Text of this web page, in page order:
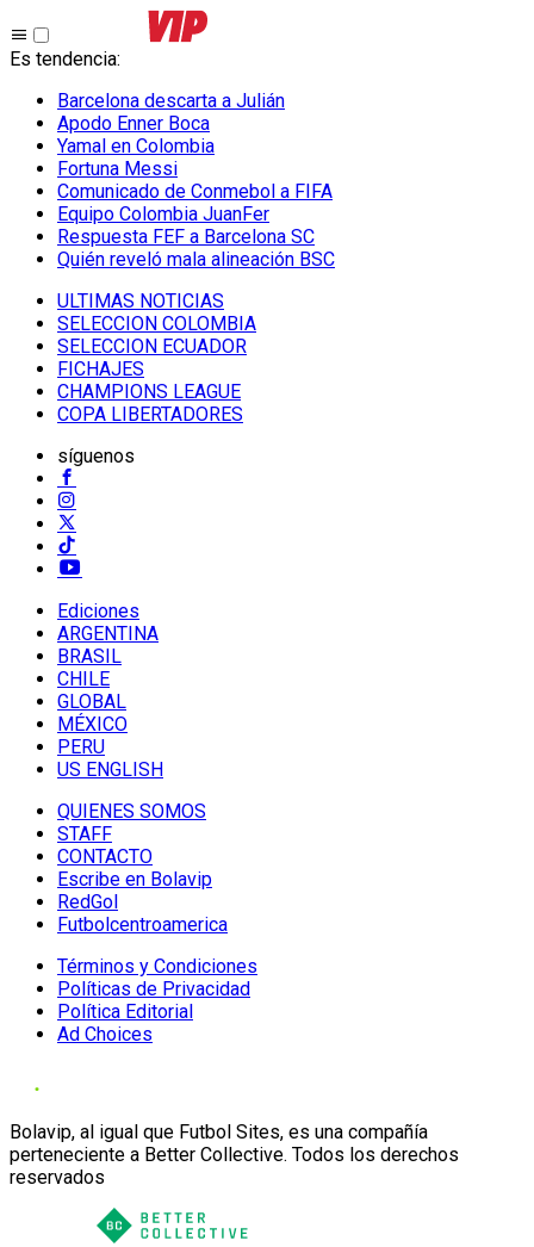
Es tendencia:
Barcelona descarta a Julián
Apodo Enner Boca
Yamal en Colombia
Fortuna Messi
Comunicado de Conmebol a FIFA
Equipo Colombia JuanFer
Respuesta FEF a Barcelona SC
Quién reveló mala alineación BSC
ULTIMAS NOTICIAS
SELECCION COLOMBIA
SELECCION ECUADOR
FICHAJES
CHAMPIONS LEAGUE
COPA LIBERTADORES
síguenos
Ediciones
ARGENTINA
BRASIL
CHILE
GLOBAL
MÉXICO
PERU
US ENGLISH
QUIENES SOMOS
STAFF
CONTACTO
Escribe en Bolavip
RedGol
Futbolcentroamerica
Términos y Condiciones
Políticas de Privacidad
Política Editorial
Ad Choices
Bolavip, al igual que Futbol Sites, es una compañía
perteneciente a Better Collective. Todos los derechos
reservados